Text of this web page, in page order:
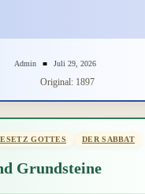
Admin Juli 29, 2026
Original: 1897
GOTTES DER SABBAT
Grundsteine